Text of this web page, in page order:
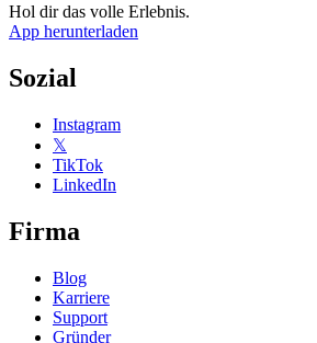
Hol dir das volle Erlebnis.
App herunterladen
Sozial
Instagram
𝕏
TikTok
LinkedIn
Firma
Blog
Karriere
Support
Gründer